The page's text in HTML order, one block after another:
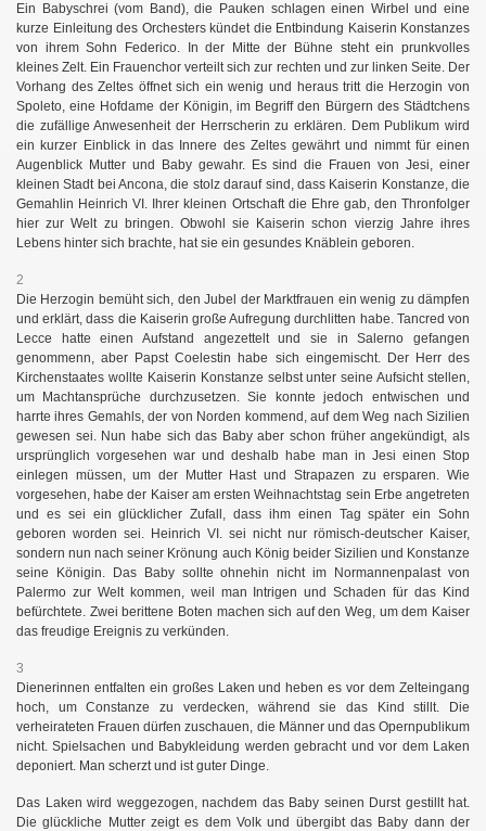
Ein Babyschrei (vom Band), die Pauken schlagen einen Wirbel und eine
kurze Einleitung des Orchesters kündet die Entbindung Kaiserin Konstanzes
von ihrem Sohn Federico. In der Mitte der Bühne steht ein prunkvolles
kleines Zelt. Ein Frauenchor verteilt sich zur rechten und zur linken Seite. Der
Vorhang des Zeltes öffnet sich ein wenig und heraus tritt die Herzogin von
Spoleto, eine Hofdame der Königin, im Begriff den Bürgern des Städtchens
die zufällige Anwesenheit der Herrscherin zu erklären. Dem Publikum wird
ein kurzer Einblick in das Innere des Zeltes gewährt und nimmt für einen
Augenblick Mutter und Baby gewahr. Es sind die Frauen von Jesi, einer
kleinen Stadt bei Ancona, die stolz darauf sind, dass Kaiserin Konstanze, die
Gemahlin Heinrich VI. Ihrer kleinen Ortschaft die Ehre gab, den Thronfolger
hier zur Welt zu bringen. Obwohl sie Kaiserin schon vierzig Jahre ihres
Lebens hinter sich brachte, hat sie ein gesundes Knäblein geboren.
2
Die Herzogin bemüht sich, den Jubel der Marktfrauen ein wenig zu dämpfen
und erklärt, dass die Kaiserin große Aufregung durchlitten habe. Tancred von
Lecce hatte einen Aufstand angezettelt und sie in Salerno gefangen
genommenn, aber Papst Coelestin habe sich eingemischt. Der Herr des
Kirchenstaates wollte Kaiserin Konstanze selbst unter seine Aufsicht stellen,
um Machtansprüche durchzusetzen. Sie konnte jedoch entwischen und
harrte ihres Gemahls, der von Norden kommend, auf dem Weg nach Sizilien
gewesen sei. Nun habe sich das Baby aber schon früher angekündigt, als
ursprünglich vorgesehen war und deshalb habe man in Jesi einen Stop
einlegen müssen, um der Mutter Hast und Strapazen zu ersparen. Wie
vorgesehen, habe der Kaiser am ersten Weihnachtstag sein Erbe angetreten
und es sei ein glücklicher Zufall, dass ihm einen Tag später ein Sohn
geboren worden sei. Heinrich VI. sei nicht nur römisch-deutscher Kaiser,
sondern nun nach seiner Krönung auch König beider Sizilien und Konstanze
seine Königin. Das Baby sollte ohnehin nicht im Normannenpalast von
Palermo zur Welt kommen, weil man Intrigen und Schaden für das Kind
befürchtete. Zwei berittene Boten machen sich auf den Weg, um dem Kaiser
das freudige Ereignis zu verkünden.
3
Dienerinnen entfalten ein großes Laken und heben es vor dem Zelteingang
hoch, um Constanze zu verdecken, während sie das Kind stillt. Die
verheirateten Frauen dürfen zuschauen, die Männer und das Opernpublikum
nicht. Spielsachen und Babykleidung werden gebracht und vor dem Laken
deponiert. Man scherzt und ist guter Dinge.
Das Laken wird weggezogen, nachdem das Baby seinen Durst gestillt hat.
Die glückliche Mutter zeigt es dem Volk und übergibt das Baby dann der